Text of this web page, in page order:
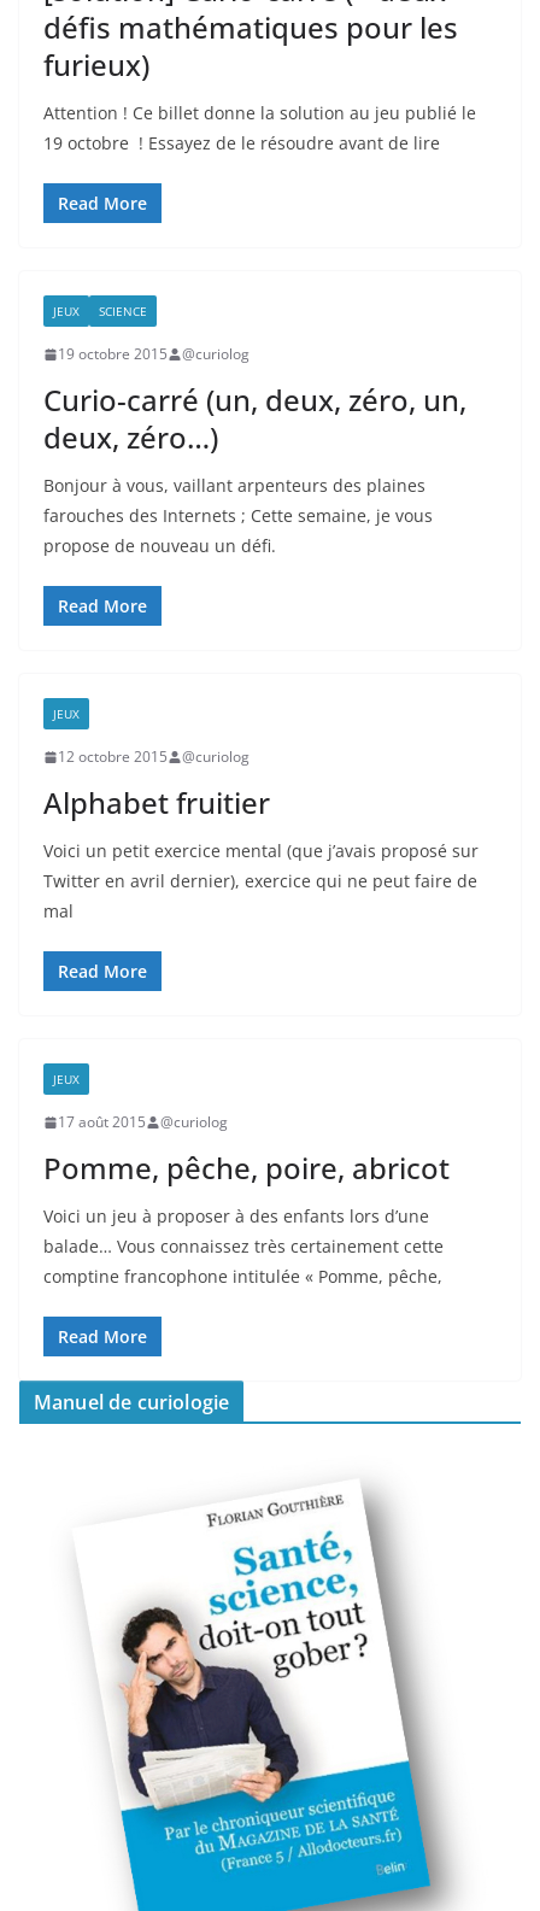
défis mathématiques pour les
furieux)
Attention ! Ce billet donne la solution au jeu publié le
19 octobre ! Essayez de le résoudre avant de lire
Read More
JEUX SCIENCE
19 octobre 2015 @curiolog
Curio-carré (un, deux, zéro, un,
deux, zéro…)
Bonjour à vous, vaillant arpenteurs des plaines
farouches des Internets ; Cette semaine, je vous
propose de nouveau un défi.
Read More
JEUX
12 octobre 2015 @curiolog
Alphabet fruitier
Voici un petit exercice mental (que j’avais proposé sur
Twitter en avril dernier), exercice qui ne peut faire de
mal
Read More
JEUX
17 août 2015 @curiolog
Pomme, pêche, poire, abricot
Voici un jeu à proposer à des enfants lors d’une
balade… Vous connaissez très certainement cette
comptine francophone intitulée « Pomme, pêche,
Read More
Manuel de curiologie